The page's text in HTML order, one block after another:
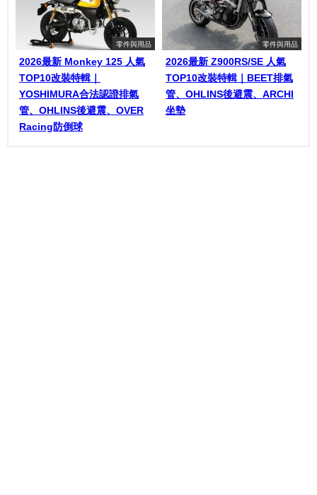
零件與用品
2026最新 Monkey 125 人氣
TOP10改裝特輯｜
YOSHIMURA合法認證排氣
管、OHLINS後避震、OVER
Racing防倒球
零件與用品
2026最新 Z900RS/SE 人氣
TOP10改裝特輯｜BEET排氣
管、OHLINS後避震、ARCHI
坐墊